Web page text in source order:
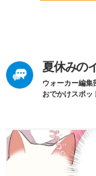
夏休みの
ウォーカー編集
おでかけスポッ